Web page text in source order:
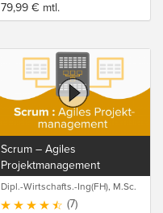
79,99 € mtl.
Scrum – Agiles
Projektmanagement
Dipl.-Wirtschafts.-Ing(FH), M.Sc.
Sebastian Schneider
(7)